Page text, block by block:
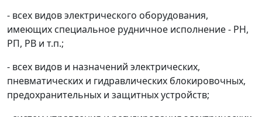
- всех видов электрического оборудования,
имеющих специальное рудничное исполнение - РН,
РП, РВ и т.п.;
- всех видов и назначений электрических,
пневматических и гидравлических блокировочных,
предохранительных и защитных устройств;